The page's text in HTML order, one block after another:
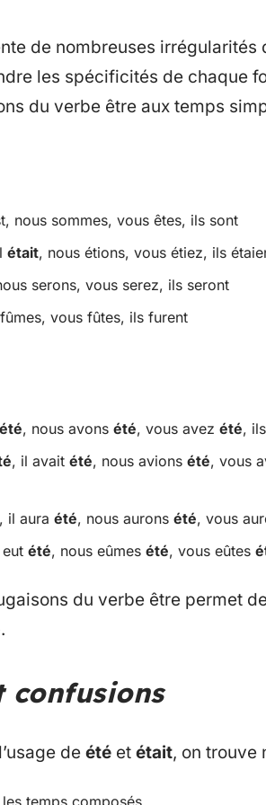
de nombreuses irrégularités
les spécificités de chaque
du verbe être aux temps
nous sommes, vous êtes, ils sont
était, nous étions, vous étiez, ils
serons, vous serez, ils seront
vous fûtes, ils furent
été, nous avons été, vous avez été,
, il avait été, nous avions été, vous
, il aura été, nous aurons été, vous
été, nous eûmes été, vous eûtes
du verbe être permet
confusions
de été et était, on trouve
temps composés.